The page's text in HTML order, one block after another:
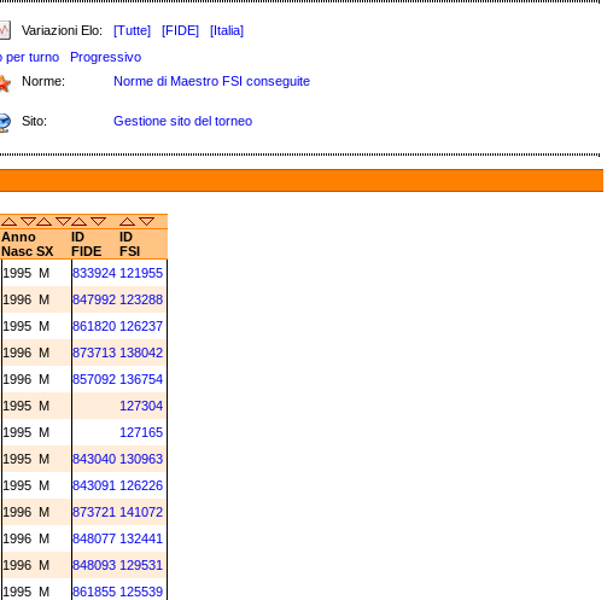
Variazioni Elo: [Tutte] [FIDE]
[Italia]
per turno
Progressivo
Norme: Norme di Maestro FSI conseguite
Sito: Gestione sito del torneo
Anno ID
ID
Nasc SX FIDE
FSI
1995 M 833924 121955
1996 M 847992 123288
1995 M 861820 126237
1996 M 873713 138042
1996 M 857092 136754
1995 M
127304
1995 M
127165
1995 M 843040 130963
1995 M 843091 126226
1996 M 873721 141072
1996 M 848077 132441
1996 M 848093 129531
1995 M 861855 125539